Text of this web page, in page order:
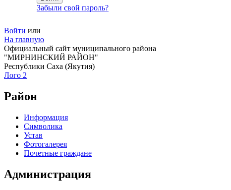
Забыли свой пароль?
Войти или
На главную
Официальный сайт муниципального района
"МИРНИНСКИЙ РАЙОН"
Республики Саха (Якутия)
Лого 2
Район
Информация
Символика
Устав
Фотогалерея
Почетные граждане
Администрация